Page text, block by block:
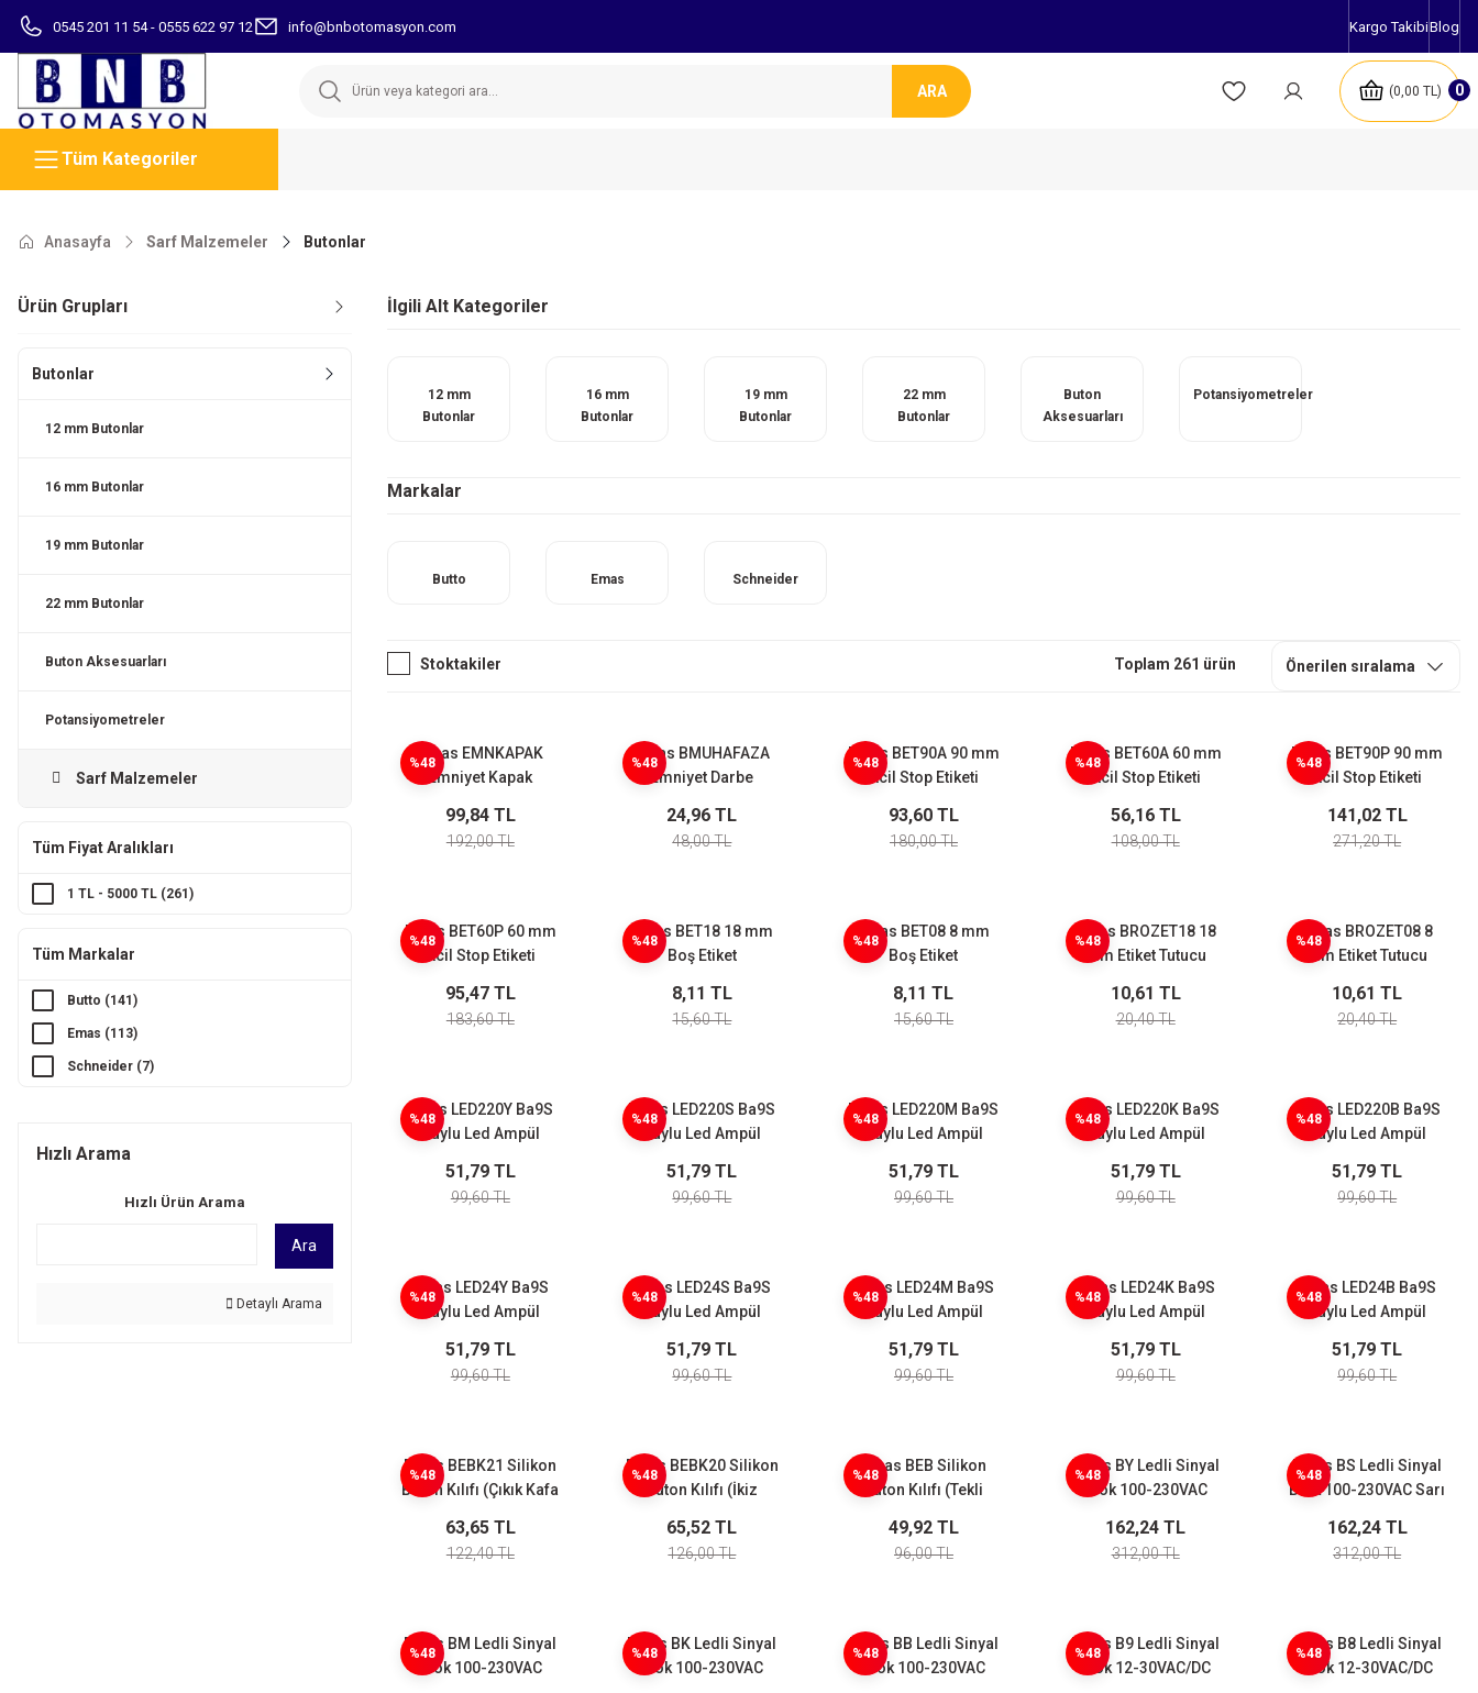
0545 201 11 54 - 0555 622 97 12 info@bnbotomasyon.com Kargo TakibiBlog
ARA 0
0,00 TL
Tüm Kategoriler
Anasayfa Sarf Malzemeler Butonlar
Ürün Grupları
Butonlar
12 mm Butonlar
16 mm Butonlar
19 mm Butonlar
22 mm Butonlar
Buton Aksesuarları
Potansiyometreler
Sarf Malzemeler
Tüm Fiyat Aralıkları
1 TL - 5000 TL (261)
Tüm Markalar
Butto (141)
Emas (113)
Schneider (7)
Hızlı Arama
Hızlı Ürün Arama
Ara
Detaylı Arama
İlgili Alt Kategoriler
12 mm
Butonlar
16 mm
Butonlar
19 mm
Butonlar
22 mm
Butonlar
Buton
Aksesuarları
Potansiyometreler
Markalar
Butto Emas Schneider
Stoktakiler Toplam 261 ürün
%48
Emas EMNKAPAK
Emniyet Kapak
99,84 TL
192,00 TL
%48
Emas BMUHAFAZA
Emniyet Darbe
24,96 TL
48,00 TL
%48
Emas BET90A 90 mm
Acil Stop Etiketi
Stop)
93,60 TL
180,00 TL
%48
Emas BET60A 60 mm
Acil Stop Etiketi
Stop)
56,16 TL
108,00 TL
%48
Emas BET90P 90 mm
Acil Stop Etiketi
Stop)
141,02 TL
271,20 TL
%48
Emas BET60P 60 mm
Acil Stop Etiketi
Stop)
95,47 TL
183,60 TL
%48
Emas BET18 18 mm
Boş Etiket
8,11 TL
15,60 TL
%48
Emas BET08 8 mm
Boş Etiket
8,11 TL
15,60 TL
%48
Emas BROZET18 18
mm Etiket Tutucu
10,61 TL
20,40 TL
%48
Emas BROZET08 8
mm Etiket Tutucu
10,61 TL
20,40 TL
%48
Emas LED220Y Ba9S
Duylu Led Ampül
51,79 TL
99,60 TL
%48
Emas LED220S Ba9S
Duylu Led Ampül
51,79 TL
99,60 TL
%48
Emas LED220M Ba9S
Duylu Led Ampül
51,79 TL
99,60 TL
%48
Emas LED220K Ba9S
Duylu Led Ampül
51,79 TL
99,60 TL
%48
Emas LED220B Ba9S
Duylu Led Ampül
51,79 TL
99,60 TL
%48
Emas LED24Y Ba9S
Duylu Led Ampül
51,79 TL
99,60 TL
%48
Emas LED24S Ba9S
Duylu Led Ampül
51,79 TL
99,60 TL
%48
Emas LED24M Ba9S
Duylu Led Ampül
51,79 TL
99,60 TL
%48
Emas LED24K Ba9S
Duylu Led Ampül
51,79 TL
99,60 TL
%48
Emas LED24B Ba9S
Duylu Led Ampül
51,79 TL
99,60 TL
%48
Emas BEBK21 Silikon
Buton Kılıfı (Çıkık Kafa
63,65 TL
122,40 TL
%48
Emas BEBK20 Silikon
Buton Kılıfı (İkiz
65,52 TL
126,00 TL
%48
Emas BEB Silikon
Buton Kılıfı (Tekli
49,92 TL
96,00 TL
%48
Emas BY Ledli Sinyal
Blok 100-230VAC
162,24 TL
312,00 TL
%48
Emas BS Ledli Sinyal
Blok 100-230VAC Sarı
162,24 TL
312,00 TL
%48
Emas BM Ledli Sinyal
Blok 100-230VAC
%48
Emas BK Ledli Sinyal
Blok 100-230VAC
%48
Emas BB Ledli Sinyal
Blok 100-230VAC
%48
Emas B9 Ledli Sinyal
Blok 12-30VAC/DC
%48
Emas B8 Ledli Sinyal
Blok 12-30VAC/DC